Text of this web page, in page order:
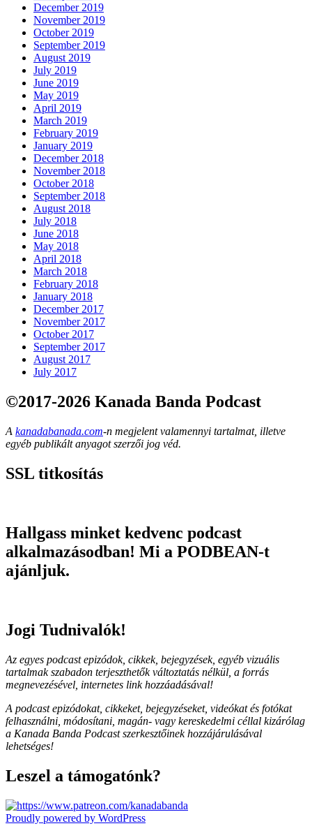
December 2019
November 2019
October 2019
September 2019
August 2019
July 2019
June 2019
May 2019
April 2019
March 2019
February 2019
January 2019
December 2018
November 2018
October 2018
September 2018
August 2018
July 2018
June 2018
May 2018
April 2018
March 2018
February 2018
January 2018
December 2017
November 2017
October 2017
September 2017
August 2017
July 2017
©2017-2026 Kanada Banda Podcast
A kanadabanada.com-n megjelent valamennyi tartalmat, illetve
egyéb publikált anyagot szerzői jog véd.
SSL titkosítás
Hallgass minket kedvenc podcast
alkalmazásodban! Mi a PODBEAN-t
ajánljuk.
Jogi Tudnivalók!
Az egyes podcast epizódok, cikkek, bejegyzések, egyéb vizuális
tartalmak szabadon terjeszthetők változtatás nélkül, a forrás
megnevezésével, internetes link hozzáadásával!
A podcast epizódokat, cikkeket, bejegyzéseket, videókat és fotókat
felhasználni, módosítani, magán- vagy kereskedelmi céllal kizárólag
a Kanada Banda Podcast szerkesztőinek hozzájárulásával
lehetséges!
Leszel a támogatónk?
Proudly powered by WordPress